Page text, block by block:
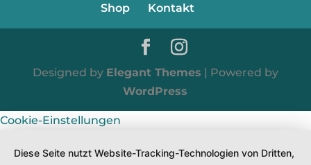
Shop
Kontakt
Designed by Elegant Themes | Powered by
WordPress
Cookie-Einstellungen
Diese Seite nutzt Website-Tracking-Technologien von Dritten,